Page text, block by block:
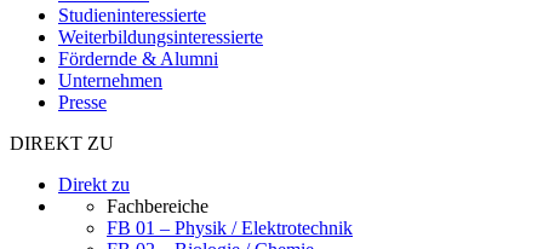
Studieninteressierte
Weiterbildungsinteressierte
Fördernde & Alumni
Unternehmen
Presse
DIREKT ZU
Direkt zu
Fachbereiche
FB 01 – Physik / Elektrotechnik